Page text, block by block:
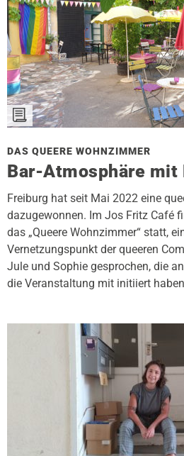
DAS QUEERE WOHNZIMMER
Bar-Atmosphäre mit
Freiburg hat seit Mai 2022 eine
dazugewonnen. Im Jos Fritz Café
das „Queere Wohnzimmer“ statt,
Vernetzungspunkt der queeren
Jule und Sophie gesprochen, die
die Veranstaltung mit initiiert